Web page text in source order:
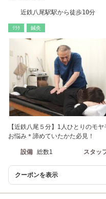
近鉄八尾駅駅から徒歩10分
ﾘﾗｸ 鍼灸
【近鉄八尾５分】1人ひとりのモ
お悩み＊諦めていたかた必見！
設備 総数1 スタッ
クーポンを表示